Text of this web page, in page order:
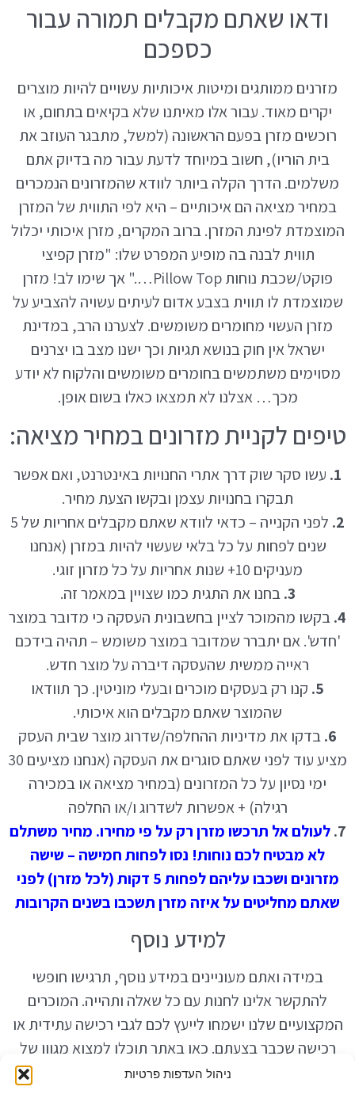
ניהול העדפות פרטיות
ודאו שאתם מקבלים תמורה עבור
כספכם
מזרנים ממותגים ומיטות איכותיות עשויים להיות מוצרים
יקרים מאוד. עבור אלו מאיתנו שלא בקיאים בתחום, או
רוכשים מזרן בפעם הראשונה (למשל, מתבגר העוזב את
בית הוריו), חשוב במיוחד לדעת עבור מה בדיוק אתם
משלמים. הדרך הקלה ביותר לוודא שהמזרונים הנמכרים
במחיר מציאה הם איכותיים – היא לפי התווית של המזרן
המוצמדת לפינת המזרן. ברוב המקרים, מזרן איכותי יכלול
תווית לבנה בה מופיע המפרט שלו: "מזרן קפיצי
פוקט/שכבת נוחות Pillow Top…." אך שימו לב! מזרן
שמוצמדת לו תווית בצבע אדום לעיתים עשויה להצביע על
מזרן העשוי מחומרים משומשים. לצערנו הרב, במדינת
ישראל אין חוק בנושא תגיות וכך ישנו מצב בו יצרנים
מסוימים משתמשים בחומרים משומשים והלקוח לא יודע
מכך… אצלנו לא תמצאו כאלו בשום אופן.
טיפים לקניית מזרונים במחיר מציאה:
1. עשו סקר שוק דרך אתרי החנויות באינטרנט, ואם אפשר
תבקרו בחנויות עצמן ובקשו הצעת מחיר.
2.
לפני הקנייה – כדאי לוודא שאתם מקבלים אחריות של 5
שנים לפחות על כל בלאי שעשוי להיות במזרן (אנחנו
מעניקים 10+ שנות אחריות על כל מזרון זוגי.
3. בחנו את התגית כמו שצויין במאמר זה.
4. בקשו מהמוכר לציין בחשבונית העסקה כי מדובר במוצר
'חדש'. אם יתברר שמדובר במוצר משומש – תהיה בידכם
ראייה ממשית שהעסקה דיברה על מוצר חדש.
5. קנו רק בעסקים מוכרים ובעלי מוניטין. כך תוודאו
שהמוצר שאתם מקבלים הוא איכותי.
6. בדקו את מדיניות ההחלפה/שדרוג מוצר שבית העסק
מציע עוד לפני שאתם סוגרים את העסקה (אנחנו מציעים 30
ימי נסיון על כל המזרונים (במחיר מציאה או במכירה
רגילה) + אפשרות לשדרוג ו/או החלפה
7. לעולם אל תרכשו מזרן רק על פי מחירו. מחיר משתלם
לא מבטיח לכם נוחות! נסו לפחות חמישה – שישה
מזרונים ושכבו עליהם לפחות 5 דקות (לכל מזרן) לפני
שאתם מחליטים על איזה מזרן תשכבו בשנים הקרובות
למידע נוסף
במידה ואתם מעוניינים במידע נוסף, תרגישו חופשי
להתקשר אלינו לחנות עם כל שאלה ותהייה. המוכרים
המקצועיים שלנו ישמחו לייעץ לכם לגבי רכישה עתידית או
רכישה שכבר בצעתם. כאן באתר תוכלו למצוא מגוון של
מזרונים במחיר מציאה המוצאים אצלנו בחנות ברמת